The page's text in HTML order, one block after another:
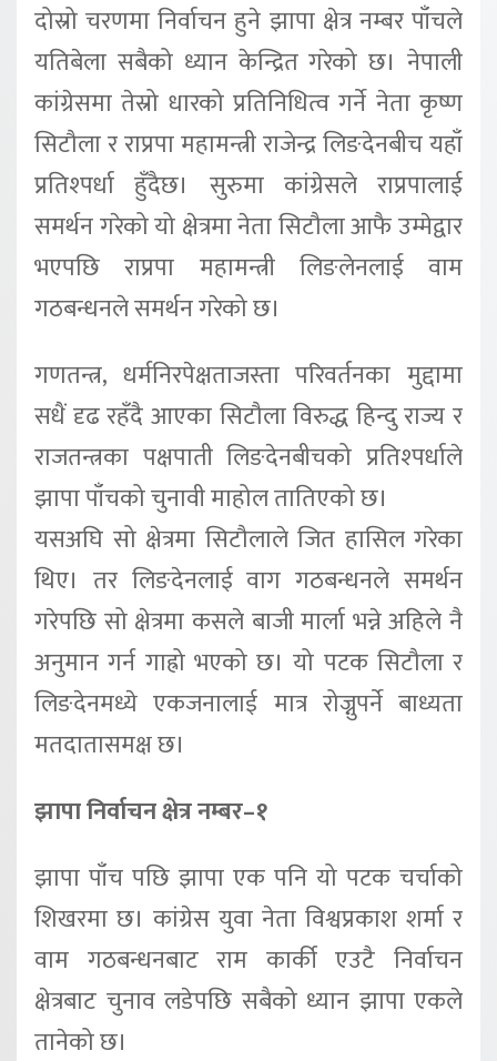
दोस्रो चरणमा निर्वाचन हुने झापा क्षेत्र नम्बर पाँचले
यतिबेला सबैको ध्यान केन्द्रित गरेको छ। नेपाली
कांग्रेसमा तेस्रो धारको प्रतिनिधित्व गर्ने नेता कृष्ण
सिटौला र राप्रपा महामन्त्री राजेन्द्र लिङदेनबीच यहाँ
प्रतिश्पर्धा हुँदैछ। सुरुमा कांग्रेसले राप्रपालाई
समर्थन गरेको यो क्षेत्रमा नेता सिटौला आफै उम्मेद्वार
भएपछि राप्रपा महामन्त्री लिङलेनलाई वाम
गठबन्धनले समर्थन गरेको छ।
गणतन्त्र, धर्मनिरपेक्षताजस्ता परिवर्तनका मुद्दामा
सधैं दृढ रहँदै आएका सिटौला विरुद्ध हिन्दु राज्य र
राजतन्त्रका पक्षपाती लिङदेनबीचको प्रतिश्पर्धाले
झापा पाँचको चुनावी माहोल तातिएको छ।
यसअघि सो क्षेत्रमा सिटौलाले जित हासिल गरेका
थिए। तर लिङदेनलाई वाग गठबन्धनले समर्थन
गरेपछि सो क्षेत्रमा कसले बाजी मार्ला भन्ने अहिले नै
अनुमान गर्न गाह्रो भएको छ। यो पटक सिटौला र
लिङदेनमध्ये एकजनालाई मात्र रोज्नुपर्ने बाध्यता
मतदातासमक्ष छ।
झापा निर्वाचन क्षेत्र नम्बर–१
झापा पाँच पछि झापा एक पनि यो पटक चर्चाको
शिखरमा छ। कांग्रेस युवा नेता विश्वप्रकाश शर्मा र
वाम गठबन्धनबाट राम कार्की एउटै निर्वाचन
क्षेत्रबाट चुनाव लडेपछि सबैको ध्यान झापा एकले
तानेको छ।